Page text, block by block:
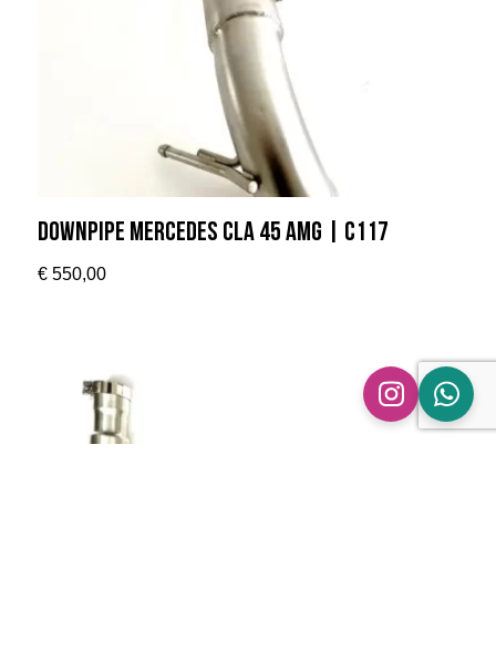
Downpipe Mercedes CLA 45 AMG | C117
€550,00